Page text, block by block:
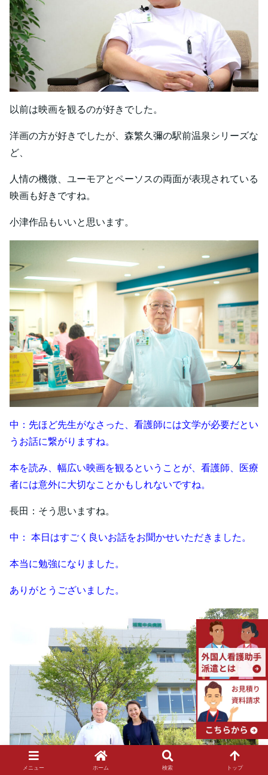
以前は映画を観るのが好きでした。
洋画の方が好きでしたが、森繁久彌の駅前温泉シリーズな
ど、
人情の機微、ユーモアとペーソスの両面が表現されている
映画も好きですね。
小津作品もいいと思います。
中：先ほど先生がなさった、看護師には文学が必要だとい
うお話に繋がりますね。
本を読み、幅広い映画を観るということが、看護師、医療
者には意外に大切なことかもしれないですね。
長田：そう思いますね。
中： 本日はすごく良いお話をお聞かせいただきました。
本当に勉強になりました。
ありがとうございました。
メニュー ホーム 検索 トップ